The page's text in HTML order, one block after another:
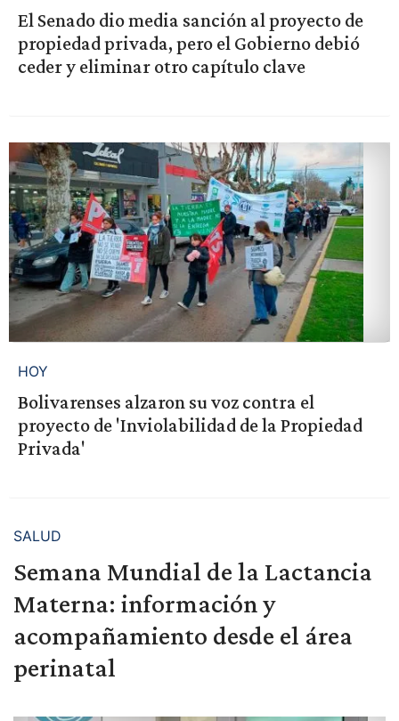
El Senado dio media sanción al proyecto de
propiedad privada, pero el Gobierno debió
ceder y eliminar otro capítulo clave
HOY
Bolivarenses alzaron su voz contra el
proyecto de 'Inviolabilidad de la Propiedad
Privada'
SALUD
Semana Mundial de la Lactancia
Materna: información y
acompañamiento desde el área
perinatal